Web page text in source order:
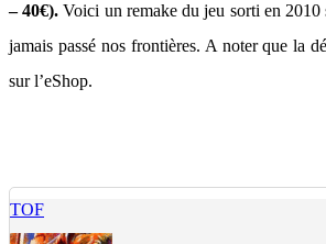
– 40€).Voici un remake du jeu sorti en
jamais passé nos frontières. A noter que la
sur l’eShop.
TOF